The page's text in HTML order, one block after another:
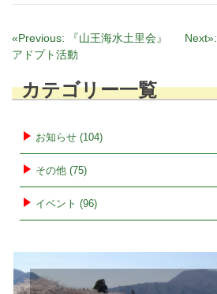
投
稿
ナ
ビ
ー
シ
ョ
ン
«Previous:
『山王海水土里会』
アドプト活動
Next»:
カテゴリー一覧
お知らせ (104)
その他 (75)
イベント (96)